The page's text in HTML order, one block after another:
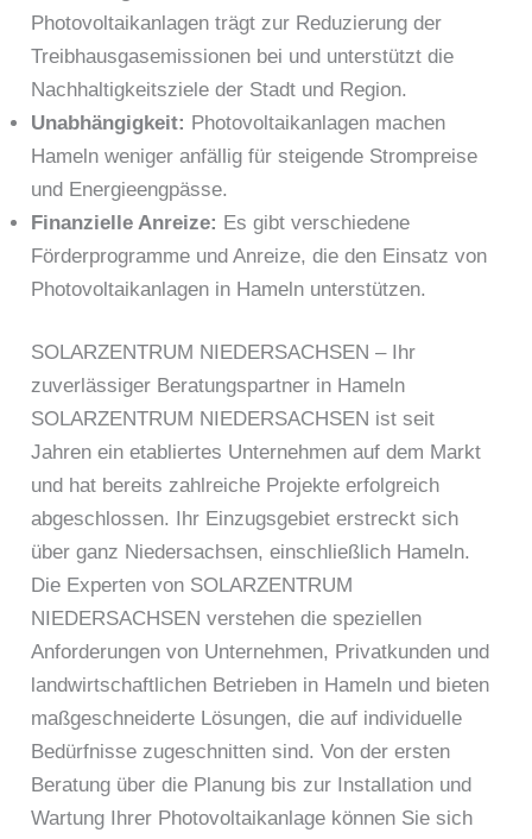
Photovoltaikanlagen trägt zur Reduzierung der
Treibhausgasemissionen bei und unterstützt die
Nachhaltigkeitsziele der Stadt und Region.
Unabhängigkeit: Photovoltaikanlagen machen
Hameln weniger anfällig für steigende Strompreise
und Energieengpässe.
Finanzielle Anreize: Es gibt verschiedene
Förderprogramme und Anreize, die den Einsatz von
Photovoltaikanlagen in Hameln unterstützen.
SOLARZENTRUM NIEDERSACHSEN – Ihr
zuverlässiger Beratungspartner in Hameln
SOLARZENTRUM NIEDERSACHSEN ist seit
Jahren ein etabliertes Unternehmen auf dem Markt
und hat bereits zahlreiche Projekte erfolgreich
abgeschlossen. Ihr Einzugsgebiet erstreckt sich
über ganz Niedersachsen, einschließlich Hameln.
Die Experten von SOLARZENTRUM
NIEDERSACHSEN verstehen die speziellen
Anforderungen von Unternehmen, Privatkunden und
landwirtschaftlichen Betrieben in Hameln und bieten
maßgeschneiderte Lösungen, die auf individuelle
Bedürfnisse zugeschnitten sind. Von der ersten
Beratung über die Planung bis zur Installation und
Wartung Ihrer Photovoltaikanlage können Sie sich